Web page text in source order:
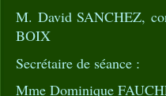
M. David SANCHEZ,
BOIX
Secrétaire de séance :
Mme Dominique